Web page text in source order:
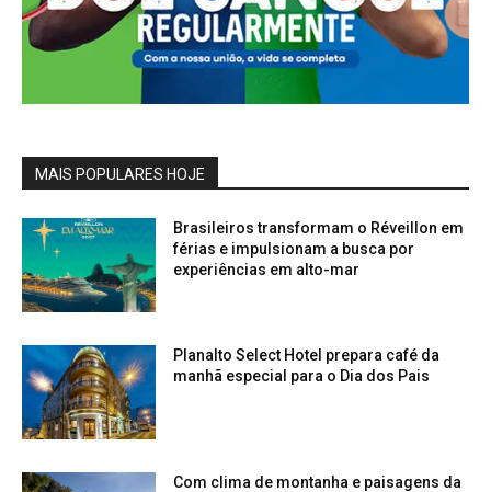
MAIS POPULARES HOJE
Brasileiros transformam o Réveillon em
férias e impulsionam a busca por
experiências em alto-mar
Planalto Select Hotel prepara café da
manhã especial para o Dia dos Pais
Com clima de montanha e paisagens da